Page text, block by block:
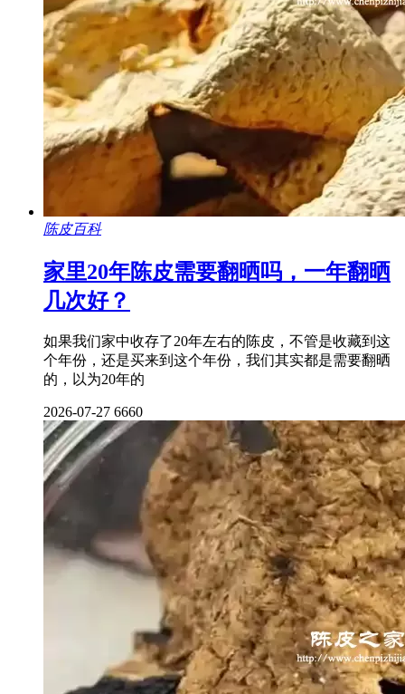
陈皮百科
家里20年陈皮需要翻晒吗，一年翻晒
几次好？
如果我们家中收存了20年左右的陈皮，不管是收藏到这
个年份，还是买来到这个年份，我们其实都是需要翻晒
的，以为20年的
2026-07-27 6660